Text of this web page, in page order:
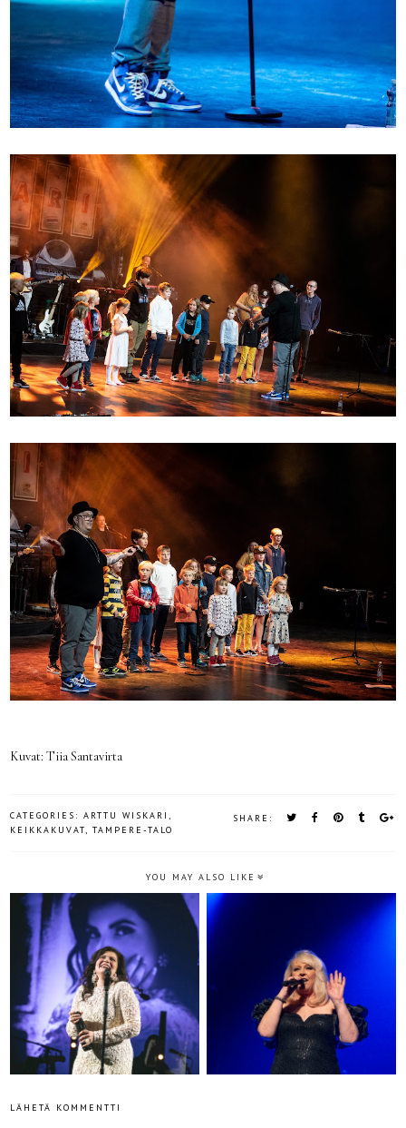
Kuvat: Tiia Santavirta
SHARE:
CATEGORIES:ARTTU WISKARI,
KEIKKAKUVAT, TAMPERE-TALO
YOU MAY ALSO LIKE
LÄHETÄ KOMMENTTI